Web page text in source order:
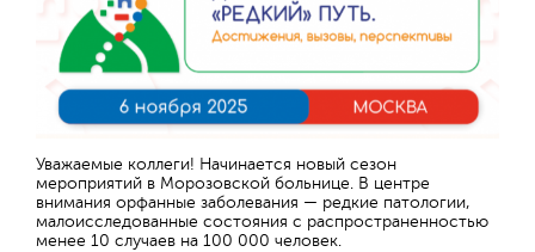
Уважаемые коллеги! Начинается новый сезон
мероприятий в Морозовской больнице. В центре
внимания орфанные заболевания — редкие патологии,
малоисследованные состояния с распространенностью
менее 10 случаев на 100 000 человек.